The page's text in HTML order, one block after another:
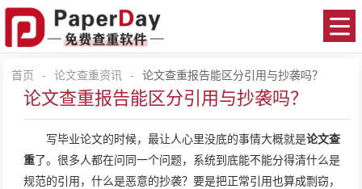
首页 - 论文查重资讯 - 论文查重报告能区分引用与抄袭吗？
论文查重报告能区分引用与抄袭吗？
写毕业论文的时候，最让人心里没底的事情大概就是论文查
重了。很多人都在问同一个问题，系统到底能不能分得清什么是
规范的引用，什么是恶意的抄袭？要是把正常引用也算成剽窃，